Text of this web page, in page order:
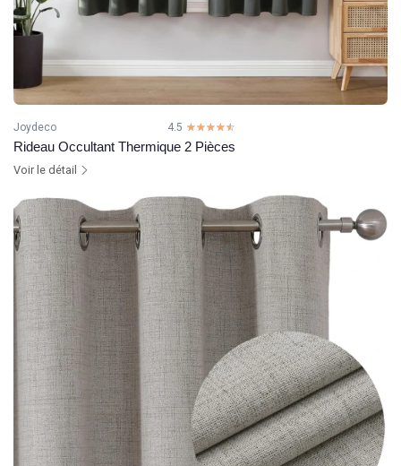
Joydeco 4.5 ☆☆☆☆☆
★★★★★
Rideau Occultant Thermique 2 Pièces
Voir le détail